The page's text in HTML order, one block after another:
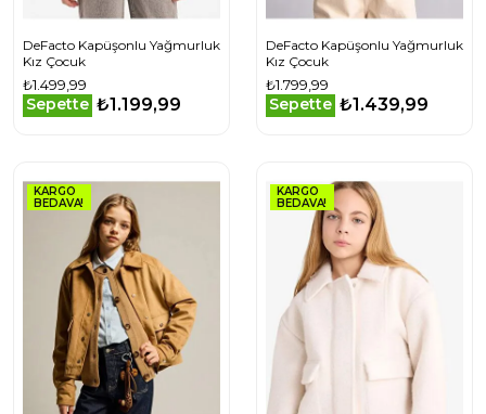
DeFacto Kapüşonlu Yağmurluk
Kız Çocuk
₺1.499,99
Sepette ₺1.199,99
DeFacto Kapüşonlu Yağmurluk
Kız Çocuk
₺1.799,99
Sepette ₺1.439,99
KARGO
BEDAVA!
KARGO
BEDAVA!